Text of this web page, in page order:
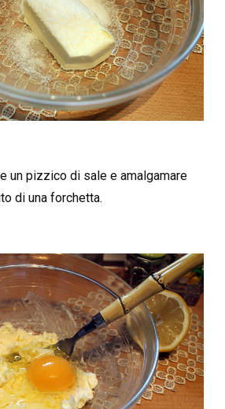
un pizzico di sale e amalgamare
di una forchetta.